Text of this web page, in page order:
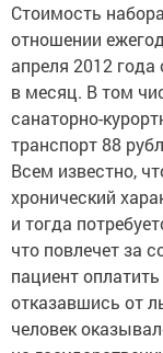
Стоимость
отношении
апреля 2012 года
в месяц. В том
санаторно-
транспорт 88
Всем известно,
хронический
и тогда
что повлечет за
пациент
отказавшись от
человек